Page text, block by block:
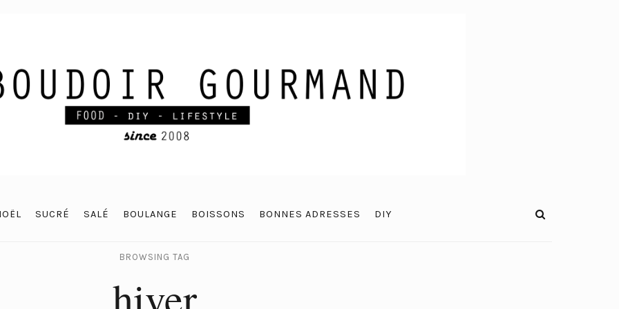
SUCRÉ SALÉ BOULANGE BOISSONS BONNES ADRESSES DIY
BROWSING TAG
hiver